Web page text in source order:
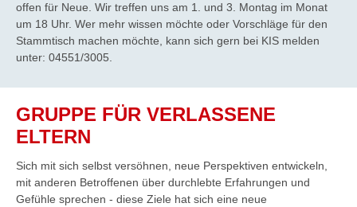
offen für Neue. Wir treffen uns am 1. und 3. Montag im Monat
um 18 Uhr. Wer mehr wissen möchte oder Vorschläge für den
Stammtisch machen möchte, kann sich gern bei KIS melden
unter: 04551/3005.
GRUPPE FÜR VERLASSENE
ELTERN
Sich mit sich selbst versöhnen, neue Perspektiven entwickeln,
mit anderen Betroffenen über durchlebte Erfahrungen und
Gefühle sprechen - diese Ziele hat sich eine neue